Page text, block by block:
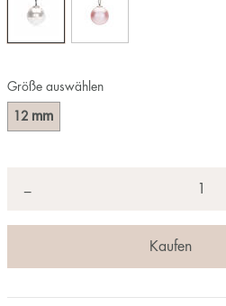
Größe auswählen
12 mm
−